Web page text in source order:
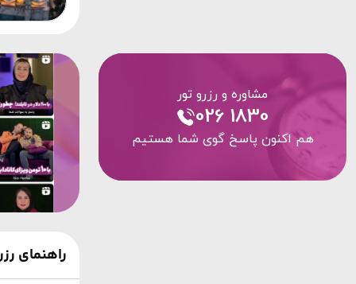
مشاوره و رزرو تور
026 1830
هم اکنون پاسخ گوی شما هستیم
راهنمای